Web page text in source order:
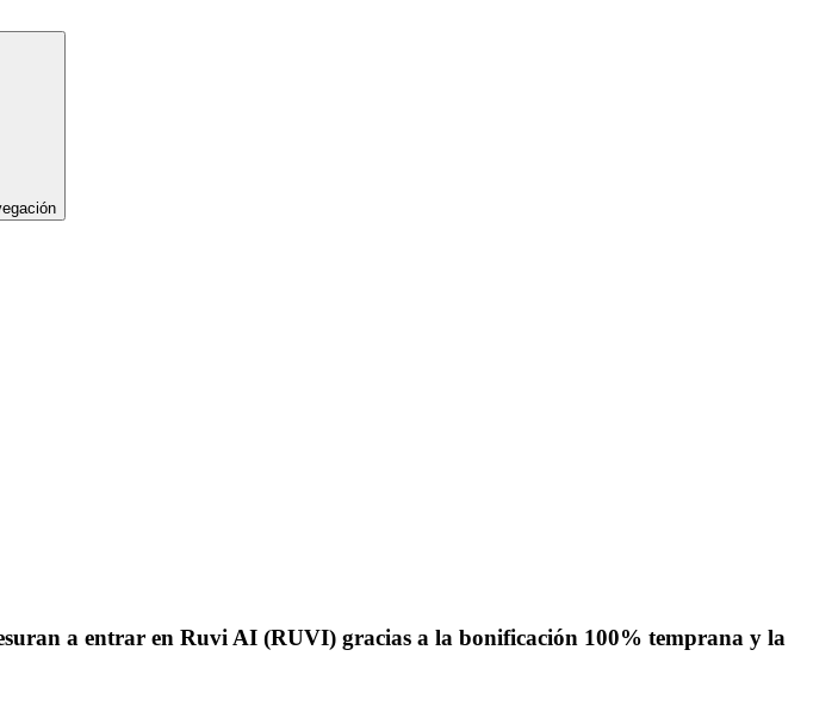
a entrar en Ruvi AI (RUVI) gracias a la bonificación 100% temprana y la